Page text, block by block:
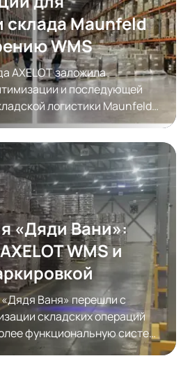
склада Maunfeld
WMS
AXELOT заложила
и последующей
логистики Maunfeld
«Дяди Вани»:
WMS и
Ваня» перешли с
складских операций
функциональную систему
логистики AXELOT